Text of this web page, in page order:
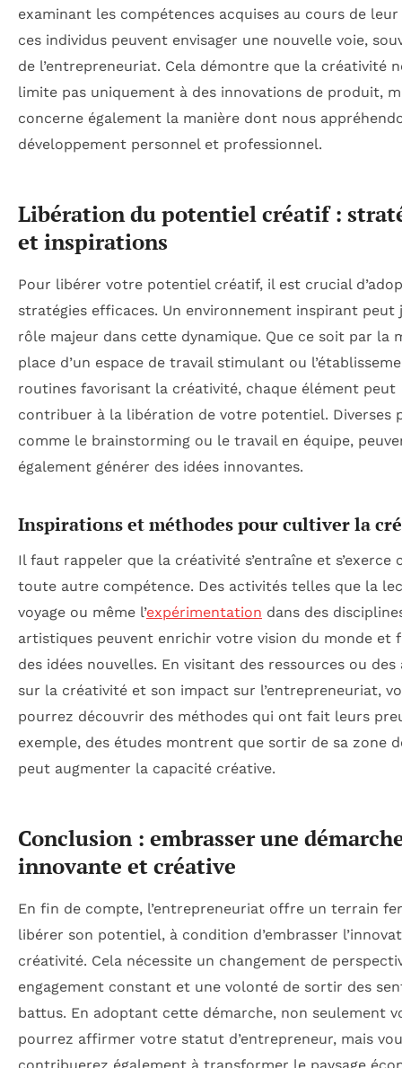
examinant les compétences acquises au cours de
ces individus peuvent envisager une nouvelle voie,
de l’entrepreneuriat. Cela démontre que la créativité
limite pas uniquement à des innovations de produit,
concerne également la manière dont nous
développement personnel et professionnel.
Libération du potentiel créatif :
et inspirations
Pour libérer votre potentiel créatif, il est crucial
stratégies efficaces. Un environnement inspirant peut
rôle majeur dans cette dynamique. Que ce soit par la
place d’un espace de travail stimulant ou
routines favorisant la créativité, chaque élément peut
contribuer à la libération de votre potentiel. Diverses
comme le brainstorming ou le travail en équipe,
également générer des idées innovantes.
Inspirations et méthodes pour cultiver la
Il faut rappeler que la créativité s’entraîne et s’exerce
toute autre compétence. Des activités telles que la
voyage ou même l’expérimentation dans des
artistiques peuvent enrichir votre vision du monde et
des idées nouvelles. En visitant des ressources ou
sur la créativité et son impact sur l’entrepreneuriat,
pourrez découvrir des méthodes qui ont fait leurs
exemple, des études montrent que sortir de sa zone
peut augmenter la capacité créative.
Conclusion : embrasser une
innovante et créative
En fin de compte, l’entrepreneuriat offre un terrain
libérer son potentiel, à condition d’embrasser
créativité. Cela nécessite un changement de
engagement constant et une volonté de sortir des
battus. En adoptant cette démarche, non seulement
pourrez affirmer votre statut d’entrepreneur, mais